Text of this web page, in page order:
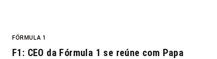
FÓRMULA 1
F1: CEO da Fórmula 1 se reúne com Papa